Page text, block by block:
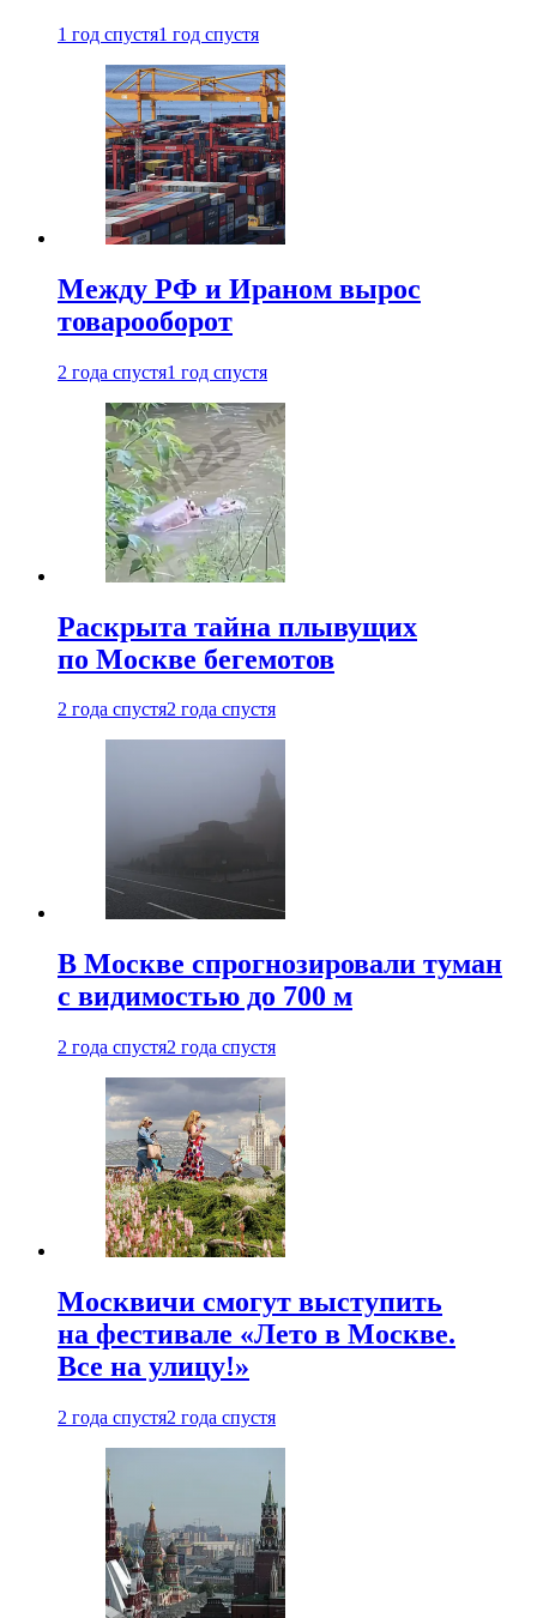
1 год спустя1 год спустя
Между РФ и Ираном вырос
товарооборот
2 года спустя1 год спустя
Раскрыта тайна плывущих
по Москве бегемотов
2 года спустя2 года спустя
В Москве спрогнозировали туман
с видимостью до 700 м
2 года спустя2 года спустя
Москвичи смогут выступить
на фестивале «Лето в Москве.
Все на улицу!»
2 года спустя2 года спустя